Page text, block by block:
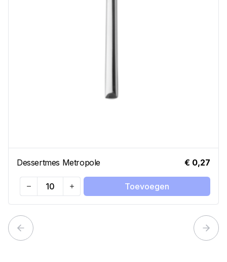
Dessertmes Metropole € 0,27
Quantity
Toevoegen
Previous slide Next